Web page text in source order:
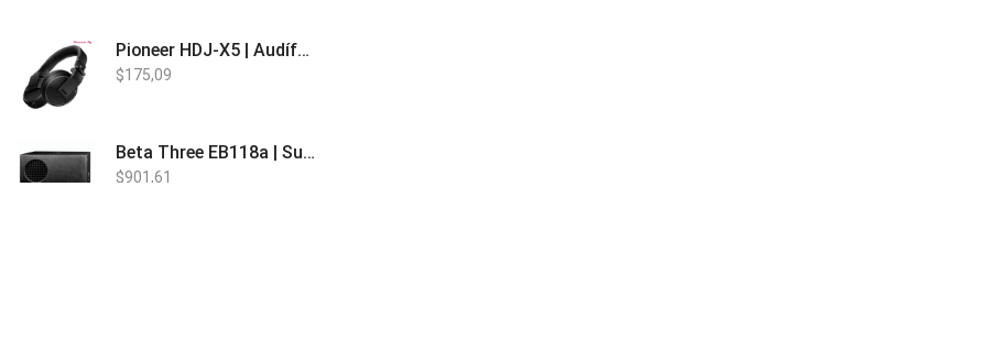
Pioneer HDJ-X5 | Audífonos para DJ
$175,09
Beta Three EB118a | Sub Bajo Activo
$901,61